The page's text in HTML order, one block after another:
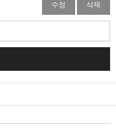
수정 삭제